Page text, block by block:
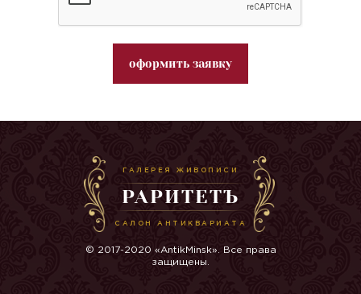
оформить заявку
ГАЛЕРЕЯ ЖИВОПИСИ
РАРИТЕТЪ
САЛОН АНТИКВАРИАТА
© 2017-2020 «AntikMinsk». Все права
защищены.